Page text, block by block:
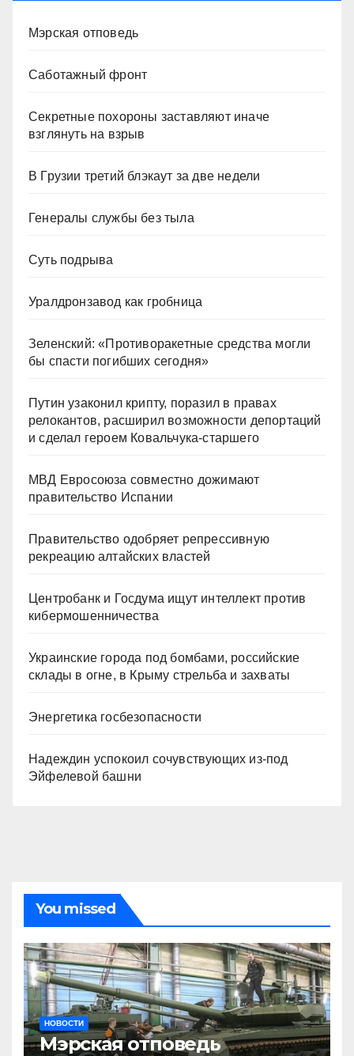
Мэрская отповедь
Саботажный фронт
Секретные похороны заставляют иначе
взглянуть на взрыв
В Грузии третий блэкаут за две недели
Генералы службы без тыла
Суть подрыва
Уралдронзавод как гробница
Зеленский: «Противоракетные средства могли
бы спасти погибших сегодня»
Путин узаконил крипту, поразил в правах
релокантов, расширил возможности депортаций
и сделал героем Ковальчука-старшего
МВД Евросоюза совместно дожимают
правительство Испании
Правительство одобряет репрессивную
рекреацию алтайских властей
Центробанк и Госдума ищут интеллект против
кибермошенничества
Украинские города под бомбами, российские
склады в огне, в Крыму стрельба и захваты
Энергетика госбезопасности
Надеждин успокоил сочувствующих из-под
Эйфелевой башни
You missed
НОВОСТИ
Мэрская отповедь